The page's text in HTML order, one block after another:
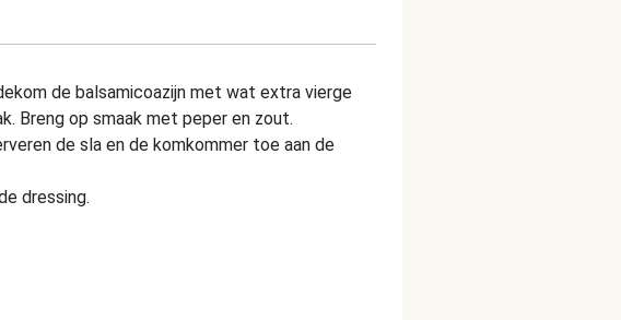
de balsamicoazijn met wat extra vierge
Breng op smaak met peper en zout.
de sla en de komkommer toe aan de
dressing.